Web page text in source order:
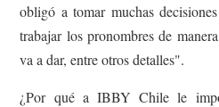
obligó a tomar muchas
trabajar los pronombres de
va a dar, entre otros detalles".
¿Por qué a IBBY Chile le